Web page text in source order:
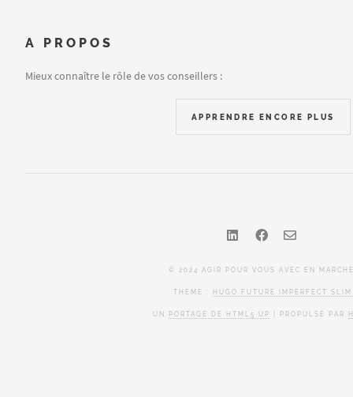
A PROPOS
Mieux connaître le rôle de vos conseillers :
APPRENDRE ENCORE PLUS
© 2024 AGIR POUR VOUS AVEC EN
THÈME : HUGO FUTURE IMPERFECT SLIM
UN PORTAGE DE HTML5 UP | PROPULSÉ PAR